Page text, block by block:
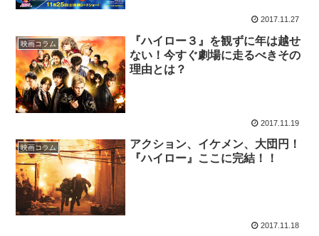
2017.11.27
映画コラム
『ハイロー３』を観ずに年は越せ
ない！今すぐ劇場に走るべきその
理由とは？
2017.11.19
映画コラム
アクション、イケメン、大団円！
『ハイロー』ここに完結！！
2017.11.18